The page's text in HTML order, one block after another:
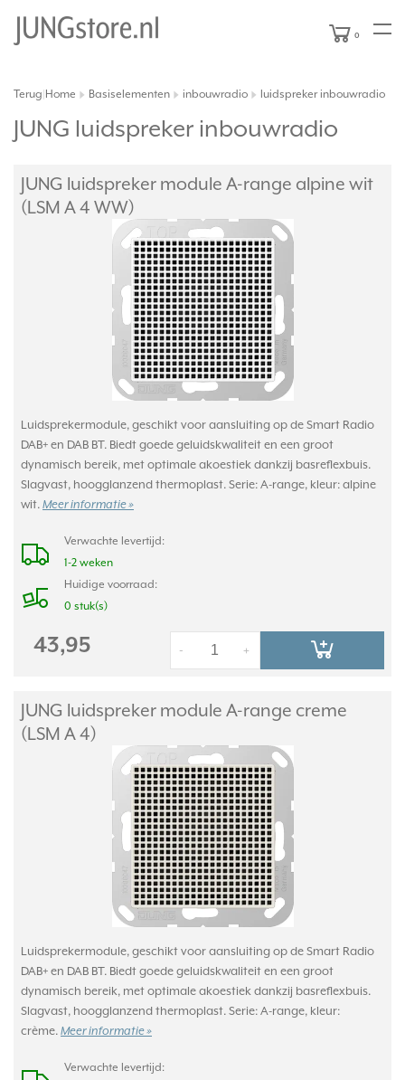
0
Terug Home Basiselementen inbouwradio luidspreker inbouwradio
JUNG luidspreker inbouwradio
JUNG luidspreker module A-range alpine wit
(LSM A 4 WW)
Luidsprekermodule, geschikt voor aansluiting op de Smart Radio
DAB+ en DAB BT. Biedt goede geluidskwaliteit en een groot
dynamisch bereik, met optimale akoestiek dankzij basreflexbuis.
Slagvast, hoogglanzend thermoplast. Serie: A-range, kleur: alpine
wit. Meer informatie »
Verwachte levertijd:
1-2 weken
Huidige voorraad:
0 stuk(s)
43,95 +
-
JUNG luidspreker module A-range creme
(LSM A 4)
Luidsprekermodule, geschikt voor aansluiting op de Smart Radio
DAB+ en DAB BT. Biedt goede geluidskwaliteit en een groot
dynamisch bereik, met optimale akoestiek dankzij basreflexbuis.
Slagvast, hoogglanzend thermoplast. Serie: A-range, kleur:
crème. Meer informatie »
Verwachte levertijd: